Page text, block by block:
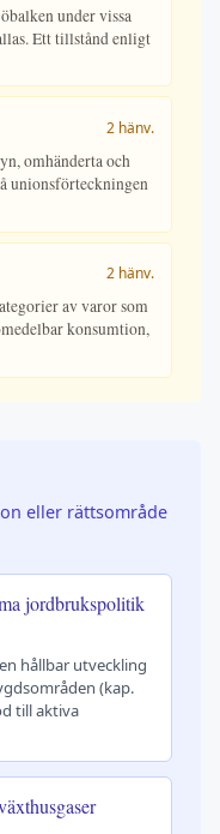
under vissa
Ett tillstånd enligt
2 hänv.
omhänderta och
unionsförteckningen
2 hänv.
av varor som
konsumtion,
eller rättsområde
jordbrukspolitik
hållbar utveckling
(kap.
till aktiva